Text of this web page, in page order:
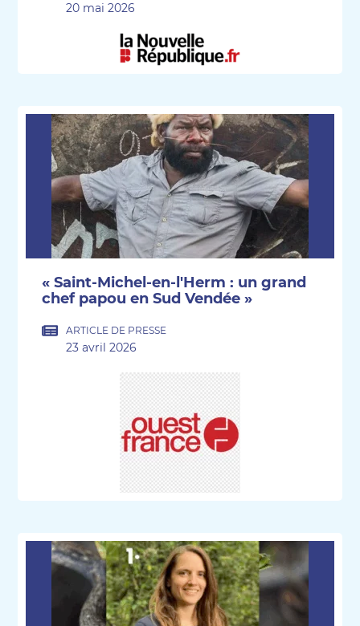
20 mai 2026
« Saint-Michel-en-l'Herm : un grand
chef papou en Sud Vendée »
ARTICLE DE PRESSE
23 avril 2026